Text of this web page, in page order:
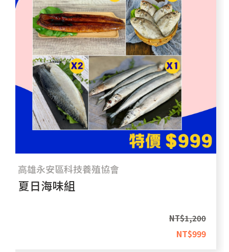
高雄永安區科技養殖協會
夏日海味組
NT$1,200
NT$999